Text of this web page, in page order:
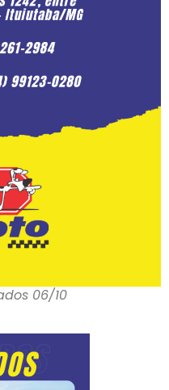
06/10